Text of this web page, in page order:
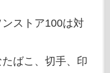
ストア100は対
ばこ、切手、印